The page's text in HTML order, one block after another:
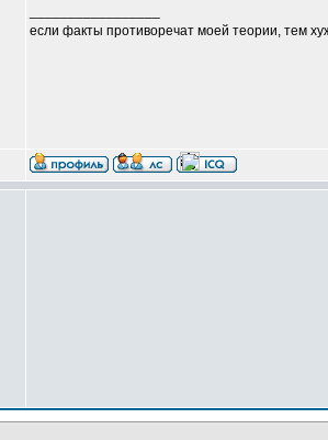
если факты противоречат моей теории, тем